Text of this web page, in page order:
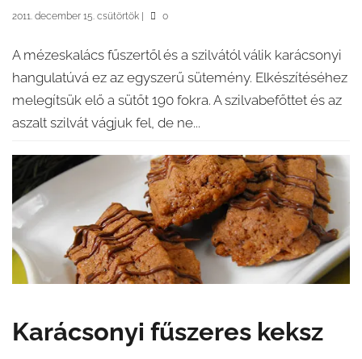
2011. december 15. csütörtök 0
A mézeskalács fűszertől és a szilvától válik karácsonyi
hangulatúvá ez az egyszerű sütemény. Elkészítéséhez
melegítsük elő a sütőt 190 fokra. A szilvabefőttet és az
aszalt szilvát vágjuk fel, de ne...
Karácsonyi fűszeres keksz